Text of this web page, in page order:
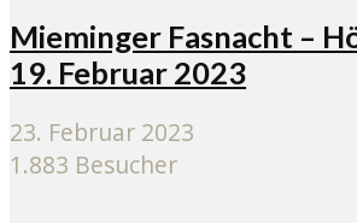
Mieminger Fasnacht –
19. Februar 2023
23. Februar 2023
1.883 Besucher